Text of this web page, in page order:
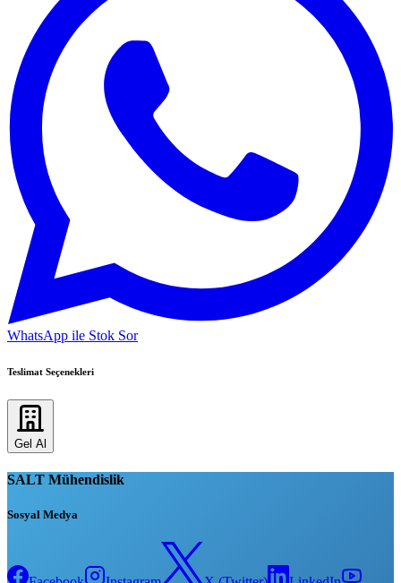
WhatsApp ile Stok Sor
Teslimat Seçenekleri
Gel Al
SALT Mühendislik
Sosyal Medya